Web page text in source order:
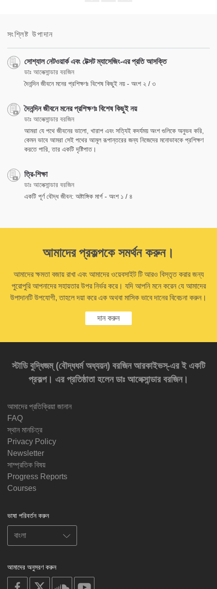
সংশ্লিষ্ট উপাদান
সোশ্যাল নেটওয়ার্ক এবং টেক্সট ম্যাসেজিং-এর প্রতি আসক্তি
ডাঃ আলেক্সান্ডার বরজিন
দৈনন্দিন জীবনে মনের প্রশিক্ষণঃ বিশেষ কিছুই নয় - অংশ ২ / ৩
দৈনন্দিন জীবনে মনের প্রশিক্ষণঃ বিশেষ কিছুই নয়
ডাঃ আলেক্সান্ডার বরজিন
আমরা যে পথে জীবনের ভালো, খারাপ এবং সত্যিই কদর্যময় অংশ গুলিকে অনুভব করি,
কেমন ভাবে আমরা সেই পথের আমূল রূপান্তরের জন্য নিজেদের মনোভাবকে প্রশিক্ষণ
করতে পারি, তার একটি দৃষ্টিপাত।
ত্রি-শিক্ষা
ডাঃ আলেক্সান্ডার বরজিন
একটি পূর্ণ বৌদ্ধ জীবন: অষ্টাঙ্গিক মার্গ - অংশ ১ / ৪
আমাদের প্রকল্পকে সমর্থন করুন।
আমাদের ক্ষমতা বজায় রাখা এবং আমাদের ওয়েবসাইট টি আরও বিস্তৃত করার জন্য
পুরোপুরি আপনাদের সহায়তার উপর নির্ভর করে। যদি আপনি মনে করেন যে আমাদের
উপাদানটি উপযোগী, তাহলে দয়া করে এক অথবা মাসিক ভাবে দানের বিবেচনা করুন।
দান করুন
স্টাডি বুদ্ধিজম্‌ (বৌদ্ধধর্ম অধ্যয়ন) বরজিন আরকাইভস্‌-এর ই একটি
প্রকল্প। এর প্রতিষ্ঠাতা হলেন ডাঃ আলেক্সান্ডার বরজিন।
আমাদের প্রতিক্রিয়া জানান
FAQ
স্থান মানচিত্র
Privacy Policy
Newsletter
সাম্প্রতিক বিষয়
Progress Reports
Courses
ভাষা পরিবর্তন করুন
আমাদের অনুসরণ করুন
on